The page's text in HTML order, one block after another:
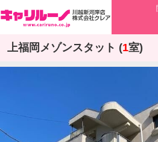
上福岡メゾンスタット (1室)